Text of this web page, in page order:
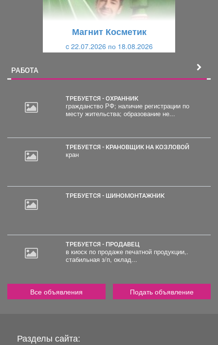
Магнит Косметик
c 22.07.2026 по 18.08.2026
РАБОТА
ТРЕБУЕТСЯ - ОХРАННИК
гражданство РФ; наличие регистрации по
месту жительства; образование не...
ТРЕБУЕТСЯ - КРАНОВЩИК НА КОЗЛОВОЙ
кран
ТРЕБУЕТСЯ - ШИНОМОНТАЖНИК
ТРЕБУЕТСЯ - ПРОДАВЕЦ
в киоск по продаже печатной продукции,.
стабильная з/п, оклад...
Все объявления Подать объявление
Разделы сайта: